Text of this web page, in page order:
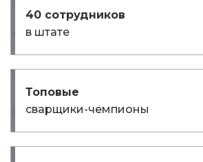
40 сотрудников
в штате
Топовые
сварщики-чемпионы